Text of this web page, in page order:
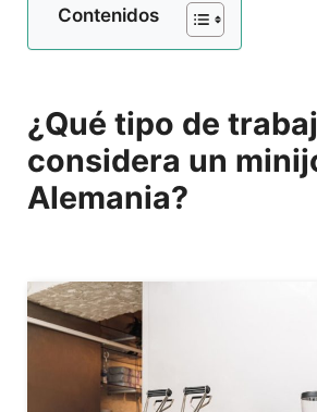
Contenidos
¿Qué tipo de
considera un
Alemania?